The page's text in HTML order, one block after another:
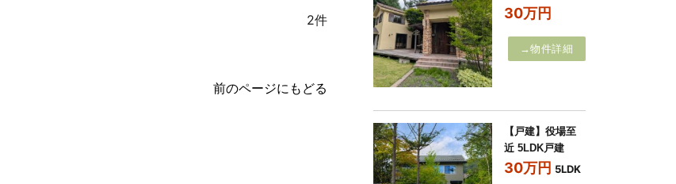
2件
前のページにもどる
30万円
→物件詳細
【戸建】役場至
近 5LDK戸建
30万円 5LDK